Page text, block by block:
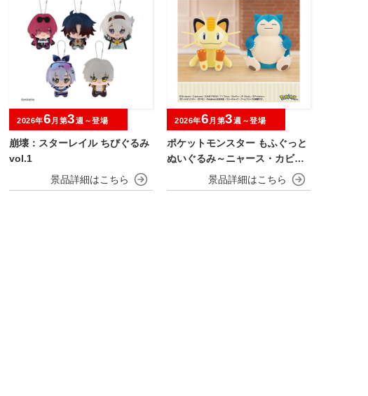
崩壊：スターレイル ちびぐるみ
vol.1
2026年6 月第3週～登場
ポケットモンスター もふぐっと
ぬいぐるみ～ニャース・カビゴ
2026年6 月第3週～登場